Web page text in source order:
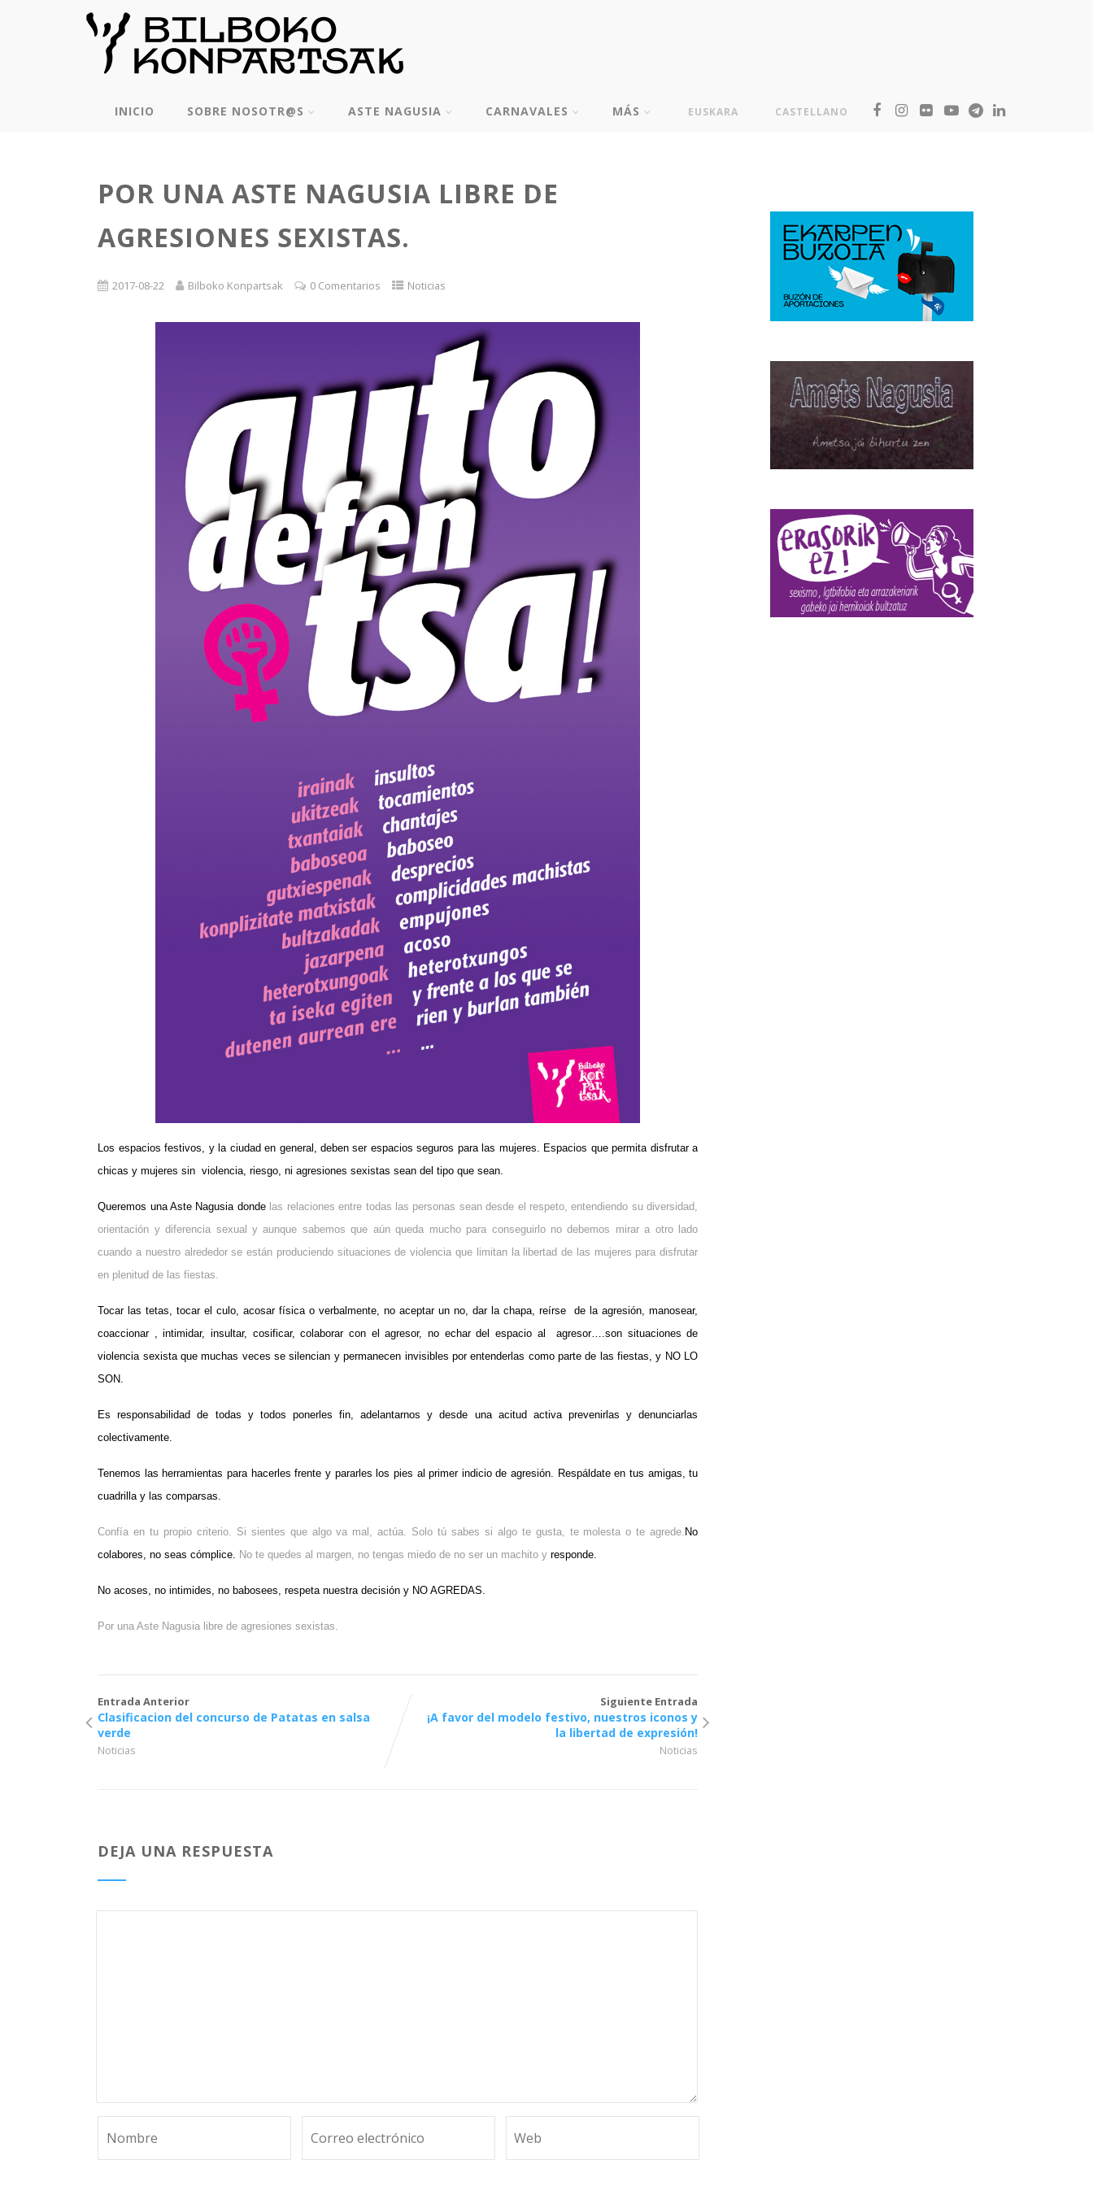
INICIO SOBRE NOSOTR@S ASTE NAGUSIA CARNAVALES MÁS EUSKARA CASTELLANO
POR UNA ASTE NAGUSIA LIBRE DE
AGRESIONES SEXISTAS.
2017-08-22 Bilboko Konpartsak 0 Comentarios Noticias
Los espacios festivos, y la ciudad en general, deben ser espacios seguros para las mujeres. Espacios que permita disfrutar a
chicas y mujeres sin violencia, riesgo, ni agresiones sexistas sean del tipo que sean.
Queremos una Aste Nagusia donde las relaciones entre todas las personas sean desde el respeto, entendiendo su diversidad,
orientación y diferencia sexual y aunque sabemos que aún queda mucho para conseguirlo no debemos mirar a otro lado
cuando a nuestro alrededor se están produciendo situaciones de violencia que limitan la libertad de las mujeres para disfrutar
en plenitud de las fiestas.
Tocar las tetas, tocar el culo, acosar física o verbalmente, no aceptar un no, dar la chapa, reírse de la agresión, manosear,
coaccionar , intimidar, insultar, cosificar, colaborar con el agresor, no echar del espacio al agresor….son situaciones de
violencia sexista que muchas veces se silencian y permanecen invisibles por entenderlas como parte de las fiestas, y NO LO
SON.
Es responsabilidad de todas y todos ponerles fin, adelantarnos y desde una acitud activa prevenirlas y denunciarlas
colectivamente.
Tenemos las herramientas para hacerles frente y pararles los pies al primer indicio de agresión. Respáldate en tus amigas, tu
cuadrilla y las comparsas.
Confía en tu propio criterio. Si sientes que algo va mal, actúa. Solo tú sabes si algo te gusta, te molesta o te agrede. No
colabores, no seas cómplice. No te quedes al margen, no tengas miedo de no ser un machito yresponde.
No acoses, no intimides, no babosees, respeta nuestra decisión y NO AGREDAS.
Por una Aste Nagusia libre de agresiones sexistas.
Entrada Anterior
Clasificacion del concurso de Patatas en salsa
verde
Noticias
Siguiente Entrada
¡A favor del modelo festivo, nuestros iconos y
la libertad de expresión!
Noticias
DEJA UNA RESPUESTA